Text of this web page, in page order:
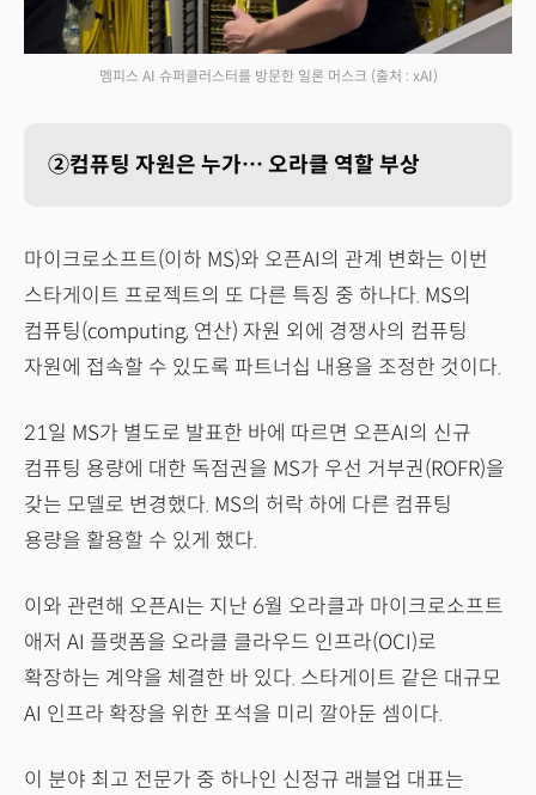
멤피스 AI 슈퍼클러스터를 방문한 일론 머스크 (출처 : xAI)
②컴퓨팅 자원은 누가… 오라클 역할 부상
마이크로소프트(이하 MS)와 오픈AI의 관계 변화는 이번
스타게이트 프로젝트의 또 다른 특징 중 하나다. MS의
컴퓨팅(computing, 연산) 자원 외에 경쟁사의 컴퓨팅
자원에 접속할 수 있도록 파트너십 내용을 조정한 것이다.
21일 MS가 별도로 발표한 바에 따르면 오픈AI의 신규
컴퓨팅 용량에 대한 독점권을 MS가 우선 거부권(ROFR)을
갖는 모델로 변경했다. MS의 허락 하에 다른 컴퓨팅
용량을 활용할 수 있게 했다.
이와 관련해 오픈AI는 지난 6월 오라클과 마이크로소프트
애저 AI 플랫폼을 오라클 클라우드 인프라(OCI)로
확장하는 계약을 체결한 바 있다. 스타게이트 같은 대규모
AI 인프라 확장을 위한 포석을 미리 깔아둔 셈이다.
이 분야 최고 전문가 중 하나인 신정규 래블업 대표는